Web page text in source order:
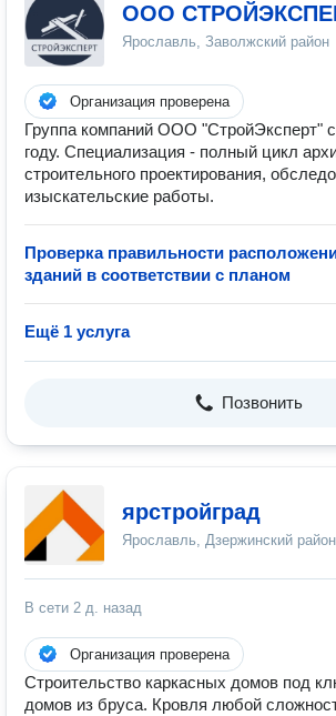
ООО
Ярославль, Заволжский район
Организация проверена
Группа компаний ООО "СтройЭксперт"
году. Специализация - полный цикл
строительного проектирования,
изыскательские работы.
Проверка правильности
зданий в соответствии с планом
Ещё 1 услуга
Позвонить
ярстройград
Ярославль, Дзержинский район
В сети 2 д. назад
Организация проверена
Строительство каркасных домов под
домов из бруса. Кровля любой